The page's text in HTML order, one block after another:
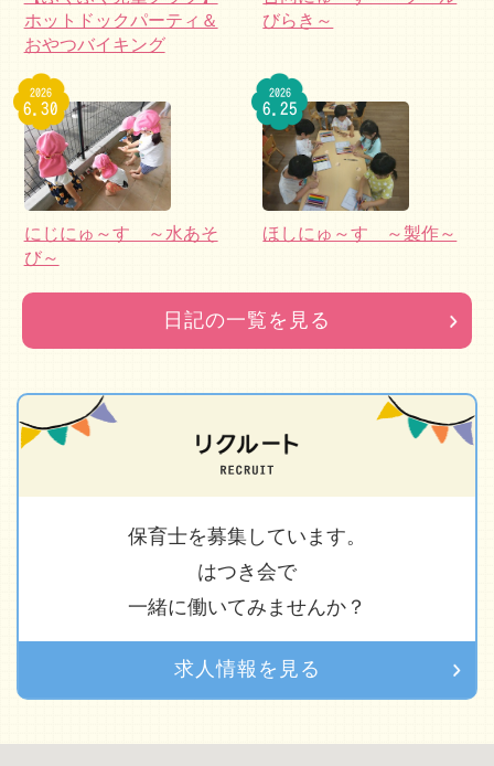
ホットドックパーティ＆
おやつバイキング
びらき～
2026
6.30
にじにゅ～す ～水あそ
び～
2026
6.25
ほしにゅ～す ～製作～
日記の一覧を見る
保育士を募集しています。
はつき会で
一緒に働いてみませんか？
求人情報を見る